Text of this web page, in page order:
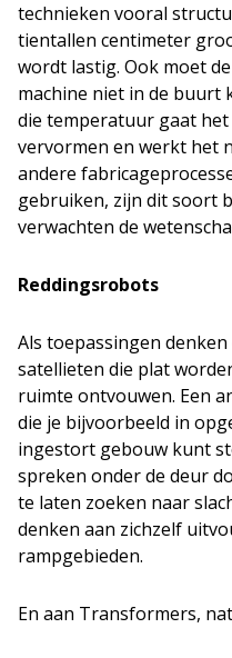
technieken vooral
tientallen centimeter
wordt lastig. Ook moet
machine niet in de buurt
die temperatuur gaat
vervormen en werkt het
andere
gebruiken, zijn dit soort
verwachten de
Reddingsrobots
Als toepassingen
satellieten die plat
ruimte ontvouwen. Een
die je bijvoorbeeld in
ingestort gebouw kunt
spreken onder de deur
te laten zoeken naar
denken aan zichzelf
rampgebieden.
En aan Transformers,